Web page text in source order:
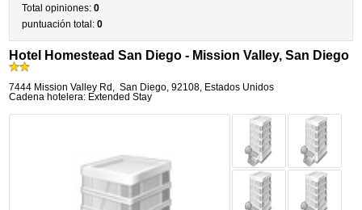
Total opiniones:0
puntuación total:0
Hotel Homestead San Diego - Mission Valley, San Diego
7444 Mission Valley Rd , San Diego,92108, Estados Unidos
Cadena hotelera: Extended Stay